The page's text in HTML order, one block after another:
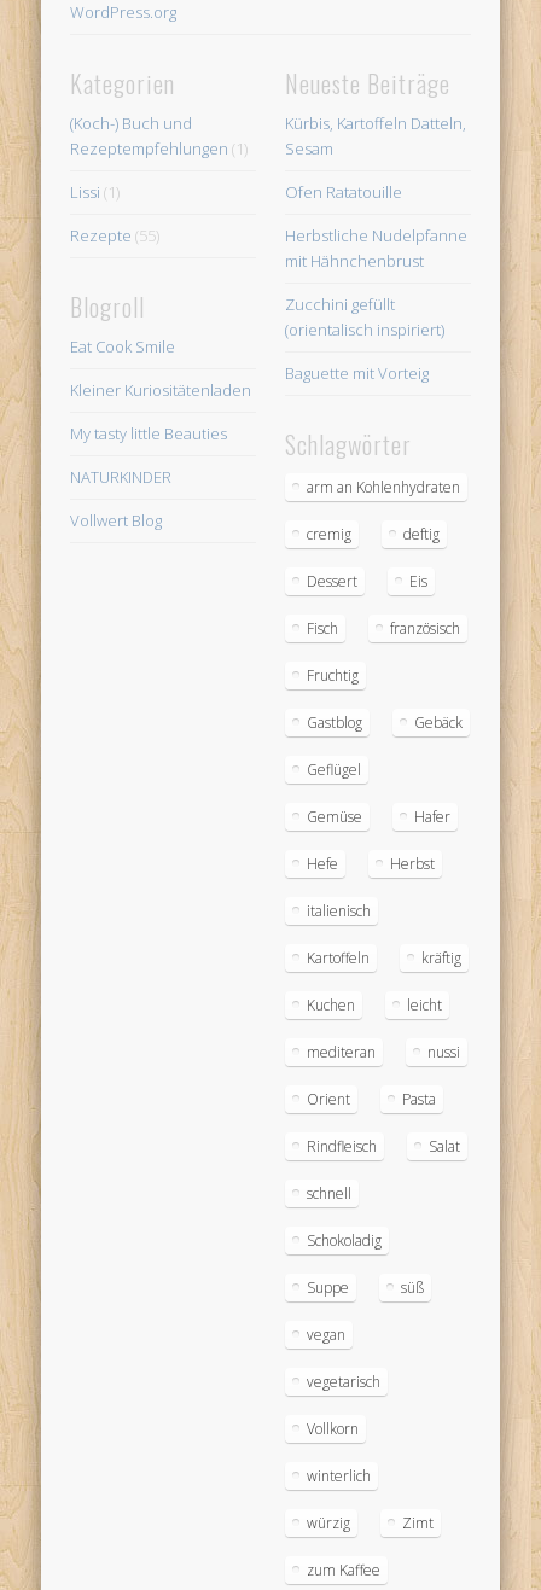
WordPress.org
Kategorien
(Koch-) Buch und
Rezeptempfehlungen (1)
Lissi (1)
Rezepte (55)
Blogroll
Eat Cook Smile
Kleiner Kuriositätenladen
My tasty little Beauties
NATURKINDER
Vollwert Blog
Neueste Beiträge
Kürbis, Kartoffeln Datteln,
Sesam
Ofen Ratatouille
Herbstliche Nudelpfanne
mit Hähnchenbrust
Zucchini gefüllt
(orientalisch inspiriert)
Baguette mit Vorteig
Schlagwörter
arm an Kohlenhydraten
cremig deftig
Dessert Eis
Fisch französisch
Fruchtig
Gastblog Gebäck
Geflügel
Gemüse Hafer
Hefe Herbst
italienisch
Kartoffeln kräftig
Kuchen leicht
mediteran nussi
Orient Pasta
Rindfleisch Salat
schnell
Schokoladig
Suppe süß
vegan
vegetarisch
Vollkorn
winterlich
würzig Zimt
zum Kaffee